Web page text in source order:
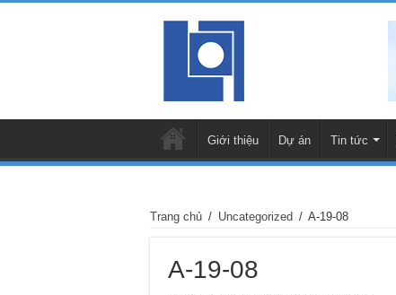
Giới thiệu Dự án Tin tức
Trang chủ / Uncategorized / A-19-08
A-19-08